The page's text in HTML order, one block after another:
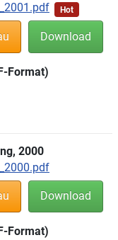
Hot
Download
Format)
2000
Download
Format)